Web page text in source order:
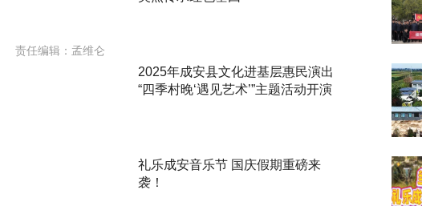
责任编辑：孟维仑
2025年成安县文化进基层惠民演出
“四季村晚‘遇见艺术’”主题活动开演
礼乐成安音乐节 国庆假期重磅来
袭！